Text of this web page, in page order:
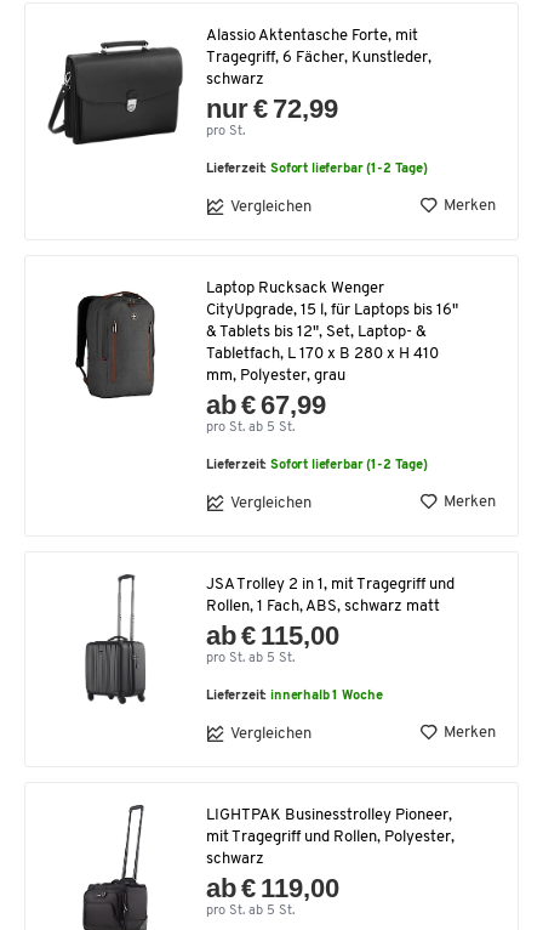
Alassio Aktentasche Forte, mit
Tragegriff, 6 Fächer, Kunstleder,
schwarz
nur € 72,99
pro St.
Lieferzeit:Sofort lieferbar (1-2 Tage)
Vergleichen Merken
Laptop Rucksack Wenger
CityUpgrade, 15 l, für Laptops bis 16"
& Tablets bis 12", Set, Laptop- &
Tabletfach, L 170 x B 280 x H 410
mm, Polyester, grau
ab € 67,99
pro St. ab 5 St.
Lieferzeit:Sofort lieferbar (1-2 Tage)
Vergleichen Merken
JSA Trolley 2 in 1, mit Tragegriff und
Rollen, 1 Fach, ABS, schwarz matt
ab € 115,00
pro St. ab 5 St.
Lieferzeit:innerhalb 1 Woche
Vergleichen Merken
LIGHTPAK Businesstrolley Pioneer,
mit Tragegriff und Rollen, Polyester,
schwarz
ab € 119,00
pro St. ab 5 St.